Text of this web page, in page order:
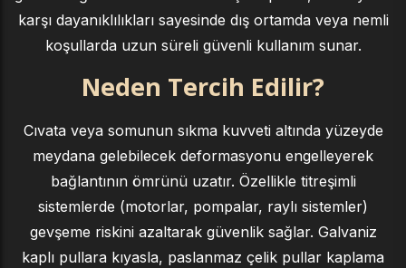
karşı dayanıklılıkları sayesinde dış ortamda veya nemli
koşullarda uzun süreli güvenli kullanım sunar.
Neden Tercih Edilir?
Cıvata veya somunun sıkma kuvveti altında yüzeyde
meydana gelebilecek deformasyonu engelleyerek
bağlantının ömrünü uzatır. Özellikle titreşimli
sistemlerde (motorlar, pompalar, raylı sistemler)
gevşeme riskini azaltarak güvenlik sağlar. Galvaniz
kaplı pullara kıyasla, paslanmaz çelik pullar kaplama